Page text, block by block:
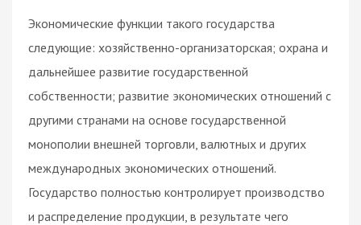
Экономические функции такого государства
следующие: хозяйственно-организаторская; охрана и
дальнейшее развитие государственной
собственности; развитие экономических отношений с
другими странами на основе государственной
монополии внешней торговли, валютных и других
международных экономических отношений.
Государство полностью контролирует производство
и распределение продукции, в результате чего